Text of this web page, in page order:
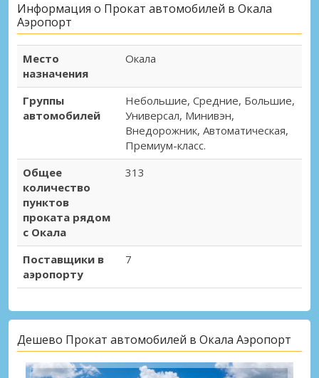
Информация о Прокат автомобилей в Окала
Аэропорт
Место
назначения
Окала
Группы
автомобилей
Небольшие, Средние, Большие,
Универсал, Минивэн,
Внедорожник, Автоматическая,
Премиум-класс.
Общее
количество
пунктов
проката рядом
с Окала
313
Поставщики в
аэропорту
7
Дешево Прокат автомобилей в Окала Аэропорт